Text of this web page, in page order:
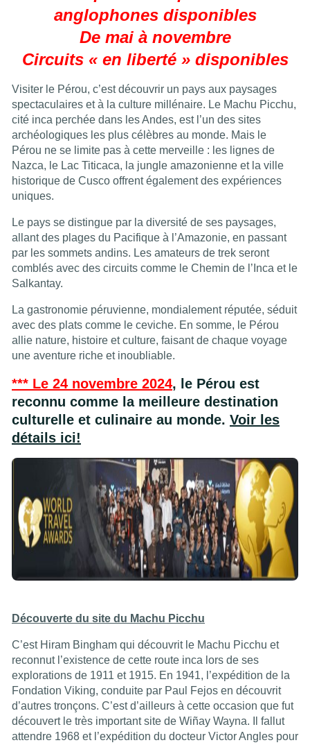
anglophones disponibles
De mai à novembre
Circuits « en liberté » disponibles
Visiter le Pérou, c’est découvrir un pays aux paysages
spectaculaires et à la culture millénaire. Le Machu Picchu,
cité inca perchée dans les Andes, est l’un des sites
archéologiques les plus célèbres au monde. Mais le
Pérou ne se limite pas à cette merveille : les lignes de
Nazca, le Lac Titicaca, la jungle amazonienne et la ville
historique de Cusco offrent également des expériences
uniques.
Le pays se distingue par la diversité de ses paysages,
allant des plages du Pacifique à l’Amazonie, en passant
par les sommets andins. Les amateurs de trek seront
comblés avec des circuits comme le Chemin de l’Inca et le
Salkantay.
La gastronomie péruvienne, mondialement réputée, séduit
avec des plats comme le ceviche. En somme, le Pérou
allie nature, histoire et culture, faisant de chaque voyage
une aventure riche et inoubliable.
*** Le 24 novembre 2024, le Pérou est
reconnu comme la meilleure destination
culturelle et culinaire au monde. Voir les
détails ici!
Découverte du site du Machu Picchu
C’est Hiram Bingham qui découvrit le Machu Picchu et
reconnut l’existence de cette route inca lors de ses
explorations de 1911 et 1915. En 1941, l’expédition de la
Fondation Viking, conduite par Paul Fejos en découvrit
d’autres tronçons. C’est d’ailleurs à cette occasion que fut
découvert le très important site de Wiñay Wayna. Il fallut
attendre 1968 et l’expédition du docteur Victor Angles pour